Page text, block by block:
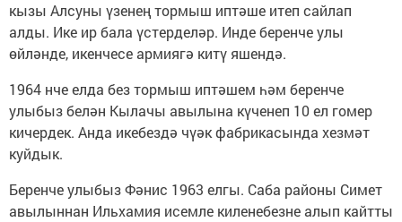
кызы Алсуны үзенең тормыш иптәше итеп сайлап
алды. Ике ир бала үстерделәр. Инде беренче улы
өйләнде, икенчесе армиягә китү яшендә.
1964 нче елда без тормыш иптәшем һәм беренче
улыбыз белән Кылачы авылына күченеп 10 ел гомер
кичердек. Анда икебездә чүәк фабрикасында хезмәт
куйдык.
Беренче улыбыз Фәнис 1963 елгы. Саба районы Симет
авылыннан Ильхамия исемле киленебезне алып кайтты